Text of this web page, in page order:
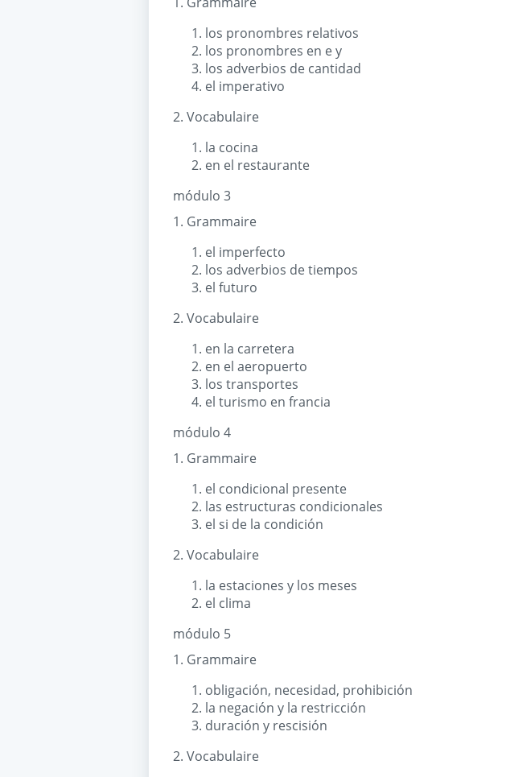
los pronombres relativos
los pronombres en e y
los adverbios de cantidad
el imperativo
2. Vocabulaire
la cocina
en el restaurante
módulo 3
1. Grammaire
el imperfecto
los adverbios de tiempos
el futuro
2. Vocabulaire
en la carretera
en el aeropuerto
los transportes
el turismo en francia
módulo 4
1. Grammaire
el condicional presente
las estructuras condicionales
el si de la condición
2. Vocabulaire
la estaciones y los meses
el clima
módulo 5
1. Grammaire
obligación, necesidad, prohibición
la negación y la restricción
duración y rescisión
2. Vocabulaire